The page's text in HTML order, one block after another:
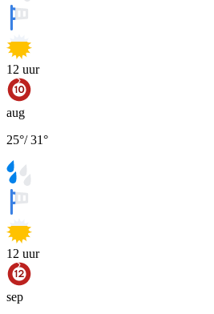
12 uur
aug
25°/31°
12 uur
sep